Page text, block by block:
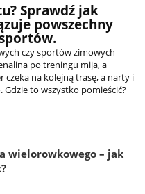
Sprawdź jak
powszechny
czy sportów zimowych
po treningu mija, a
czeka na kolejną trasę, a narty i
to wszystko pomieścić?
wielorowkowego – jak